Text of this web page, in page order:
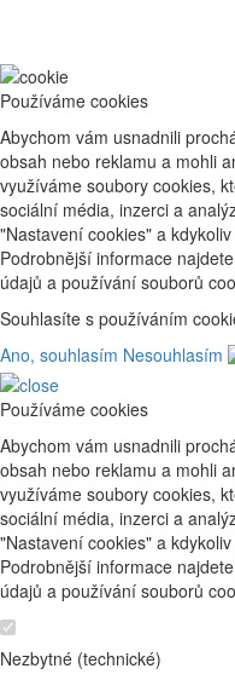
Používáme cookies
Abychom vám usnadnili
obsah nebo reklamu a mohli
využíváme soubory cookies,
sociální média, inzerci a
"Nastavení cookies" a
Podrobnější informace
údajů a používání souborů
Souhlasíte s používáním
Ano, souhlasím Nesouhlasím
Používáme cookies
Abychom vám usnadnili
obsah nebo reklamu a mohli
využíváme soubory cookies,
sociální média, inzerci a
"Nastavení cookies" a
Podrobnější informace
údajů a používání souborů
Nezbytné (technické)